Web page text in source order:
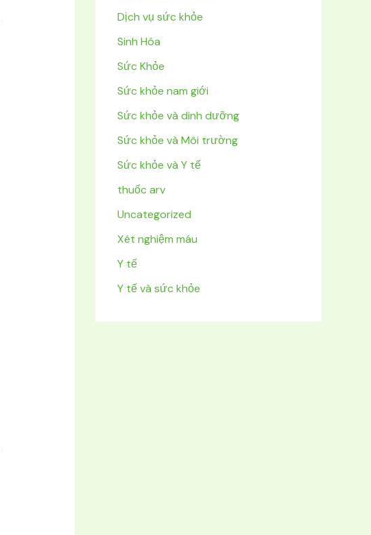
Dịch vụ sức khỏe
Sinh Hóa
Sức Khỏe
Sức khỏe nam giới
Sức khỏe và dinh dưỡng
Sức khỏe và Môi trường
Sức khỏe và Y tế
thuốc arv
Uncategorized
Xét nghiệm máu
Y tế
Y tế và sức khỏe